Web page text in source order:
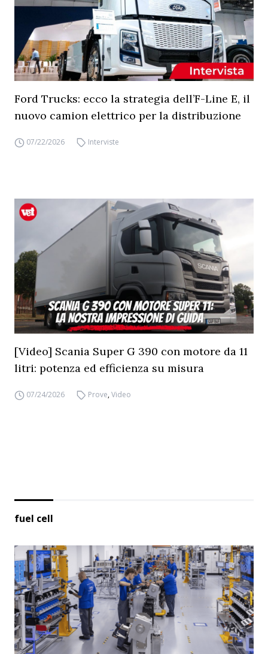
Ford Trucks: ecco la strategia dell’F-Line E, il
nuovo camion elettrico per la distribuzione
07/22/2026 Interviste
[Video] Scania Super G 390 con motore da 11
litri: potenza ed efficienza su misura
07/24/2026 Prove,Video
fuel cell